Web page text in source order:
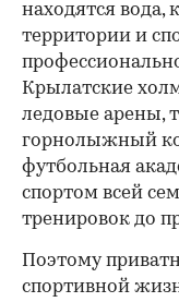
находятся вода,
территории и
Крылатские
ледовые арены,
горнолыжный
футбольная
спортом всей
тренировок до
Поэтому
спортивной